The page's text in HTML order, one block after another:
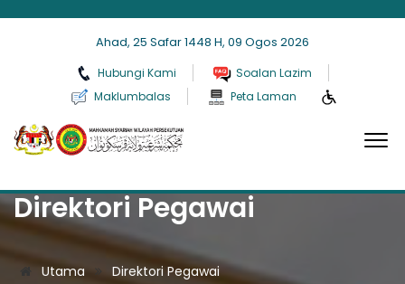
Ahad, 25 Safar 1448 H, 09 Ogos 2026
Hubungi Kami
Soalan Lazim
Maklumbalas
Peta Laman
Direktori Pegawai
Utama Direktori Pegawai